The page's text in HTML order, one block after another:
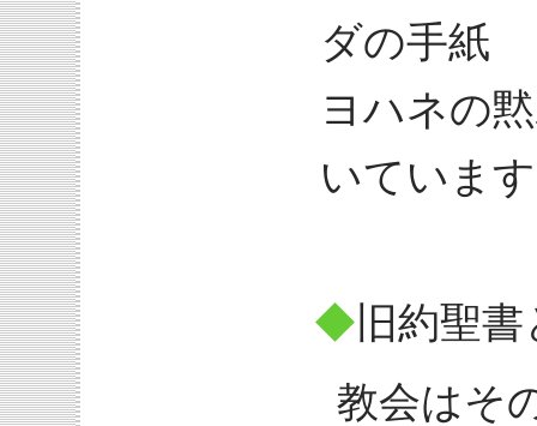
ダの手紙
ヨハネの
いていま
◆ 旧約聖
教会はそ